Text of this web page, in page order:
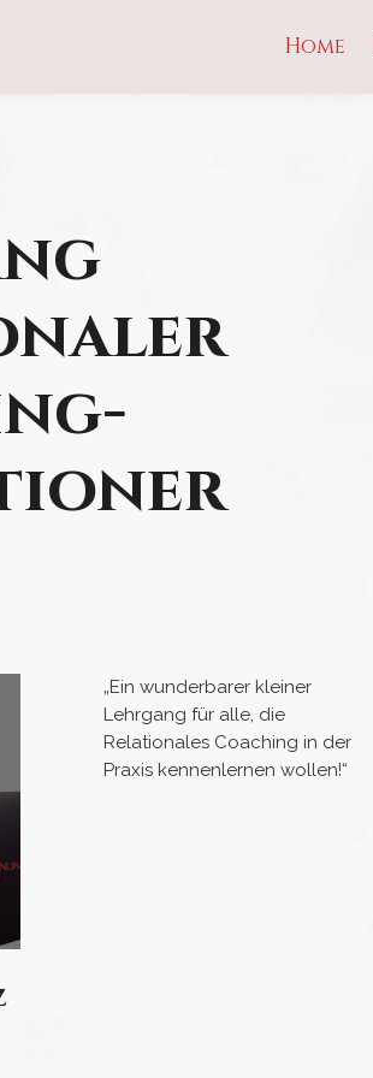
Home
„Ein wunderbarer kleiner
Lehrgang für alle, die
Relationales Coaching in der
Praxis kennenlernen wollen!“